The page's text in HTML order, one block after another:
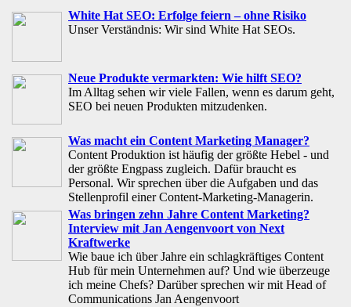
White Hat SEO: Erfolge feiern – ohne Risiko
Unser Verständnis: Wir sind White Hat SEOs.
Neue Produkte vermarkten: Wie hilft SEO?
Im Alltag sehen wir viele Fallen, wenn es darum geht,
SEO bei neuen Produkten mitzudenken.
Was macht ein Content Marketing Manager?
Content Produktion ist häufig der größte Hebel - und
der größte Engpass zugleich. Dafür braucht es
Personal. Wir sprechen über die Aufgaben und das
Stellenprofil einer Content-Marketing-Managerin.
Was bringen zehn Jahre Content Marketing?
Interview mit Jan Aengenvoort von Next
Kraftwerke
Wie baue ich über Jahre ein schlagkräftiges Content
Hub für mein Unternehmen auf? Und wie überzeuge
ich meine Chefs? Darüber sprechen wir mit Head of
Communications Jan Aengenvoort